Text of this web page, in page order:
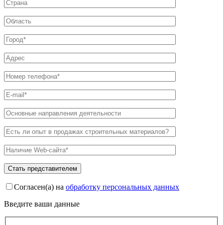
Согласен(а) на обработку персональных данных
Введите ваши данные